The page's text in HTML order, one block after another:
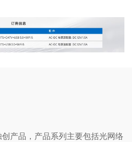
产品，产品系列主要包括光网络